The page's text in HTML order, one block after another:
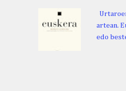
artean.
edo